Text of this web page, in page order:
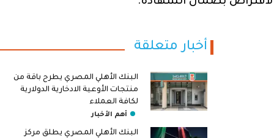
أخبار متعلقة
البنك الأهلي المصري يطرح باقة من
منتجات الأوعية الادخارية الدولارية
لكافة العملاء
أهم الأخبار
البنك الأهلي المصري يطلق مركز